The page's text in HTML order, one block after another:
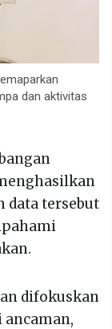
dan aktivitas
data tersebut
difokuskan
ancaman,